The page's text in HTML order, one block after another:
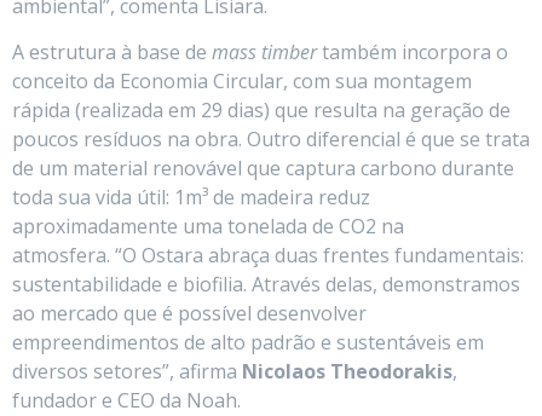
ambiental”, comenta Lisiara.
A estrutura à base de mass timbertambém incorpora o
conceito da Economia Circular, com sua montagem
rápida (realizada em 29 dias) que resulta na geração de
poucos resíduos na obra. Outro diferencial é que se trata
de um material renovável que captura carbono durante
toda sua vida útil: 1m³ de madeira reduz
aproximadamente uma tonelada de CO2 na
atmosfera. “O Ostara abraça duas frentes fundamentais:
sustentabilidade e biofilia. Através delas, demonstramos
ao mercado que é possível desenvolver
empreendimentos de alto padrão e sustentáveis em
diversos setores”, afirma Nicolaos Theodorakis,
fundador e CEO da Noah.